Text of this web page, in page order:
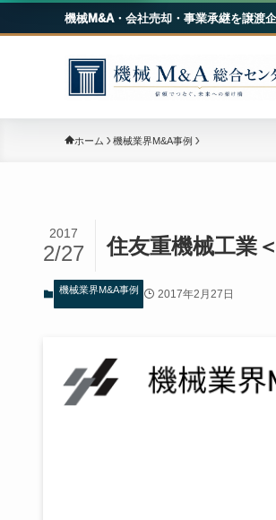
機械M&A・会社売却・事業承継を譲渡
ホーム 機械業界M&A事例
住友重機械工業
2017
2/27
機械業界M&A事例 2017年2月27日